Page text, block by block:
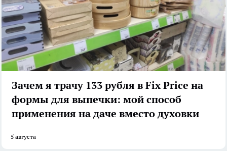
Зачем я трачу 133 рубля в Fix Price на
формы для выпечки: мой способ
применения на даче вместо духовки
5 августа